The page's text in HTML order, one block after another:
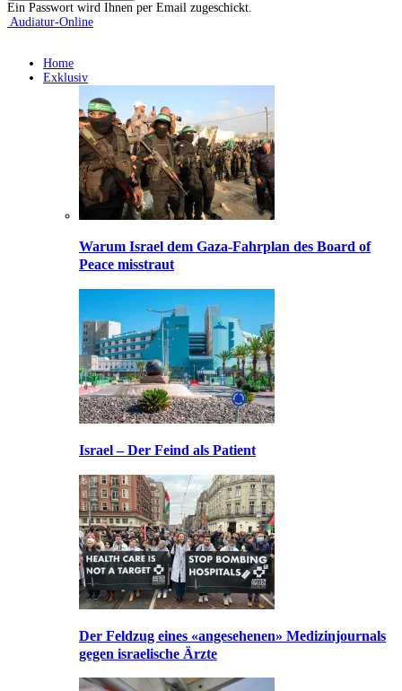
Ein Passwort wird Ihnen per Email zugeschickt.
Audiatur-Online
Home
Exklusiv
Warum Israel dem Gaza-Fahrplan des Board of
Peace misstraut
Israel – Der Feind als Patient
Der Feldzug eines «angesehenen» Medizinjournals
gegen israelische Ärzte